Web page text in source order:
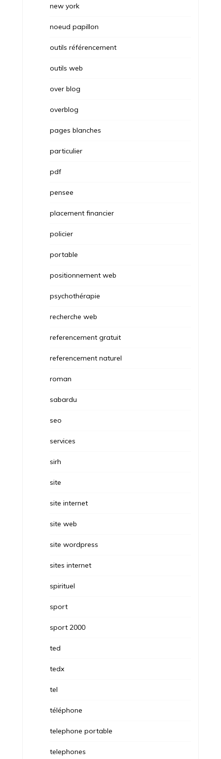
new york
noeud papillon
outils référencement
outils web
over blog
overblog
pages blanches
particulier
pdf
pensee
placement financier
policier
portable
positionnement web
psychothérapie
recherche web
referencement gratuit
referencement naturel
roman
sabardu
seo
services
sirh
site
site internet
site web
site wordpress
sites internet
spirituel
sport
sport 2000
ted
tedx
tel
téléphone
telephone portable
telephones